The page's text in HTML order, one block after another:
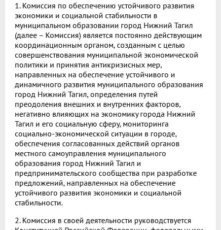
1. Комиссия по обеспечению устойчивого развития
экономики и социальной стабильности в
муниципальном образовании город Нижний Тагил
(далее – Комиссия) является постоянно действующим
координационным органом, созданным с целью
совершенствования муниципальной экономической
политики и принятия антикризисных мер,
направленных на обеспечение устойчивого и
динамичного развития муниципального образования
город Нижний Тагил, определения путей
преодоления внешних и внутренних факторов,
негативно влияющих на экономику города Нижний
Тагил и его социальную сферу, мониторинга
социально-экономической ситуации в городе,
обеспечения согласованных действий органов
местного самоуправления муниципального
образования город Нижний Тагил и
предпринимательского сообщества при разработке
предложений, направленных на обеспечение
устойчивого развития экономики и социальной
стабильности.
2. Комиссия в своей деятельности руководствуется